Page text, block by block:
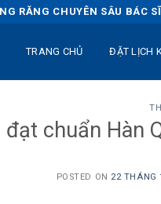
RĂNG CHUYÊN SÂU BÁC
TRANG CHỦ ĐẶT LỊCH
đạt chuẩn Hàn
POSTED ON 22 THÁNG